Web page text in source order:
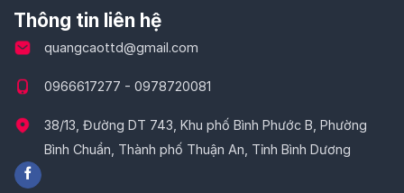
Thông tin liên hệ
quangcaottd@gmail.com
0966617277 - 0978720081
38/13, Đường DT 743, Khu phố Bình Phước B, Phường
Bình Chuẩn, Thành phố Thuận An, Tỉnh Bình Dương